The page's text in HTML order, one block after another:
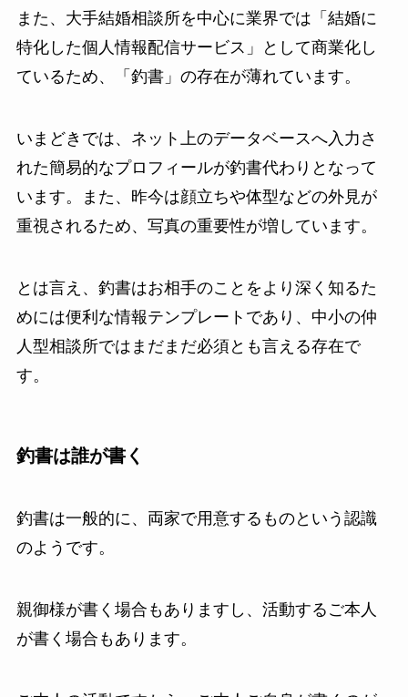
また、大手結婚相談所を中心に業界では「結婚に
特化した個人情報配信サービス」として商業化し
ているため、
「釣書」の存在が薄れています。
いまどきでは、ネット上のデータベースへ入力さ
れた簡易的なプロフィールが釣書代わりとなって
います。また、昨今は顔立ちや体型などの外見が
重視されるため、写真の重要性が増しています。
とは言え、釣書はお相手のことをより深く知るた
めには便利な情報テンプレートであり、中小の仲
人型相談所ではまだまだ必須とも言える存在で
す。
釣書は誰が書く
釣書は一般的に、両家で用意するものという認識
のようです。
親御様が書く場合もありますし、活動するご本人
が書く場合もあります。